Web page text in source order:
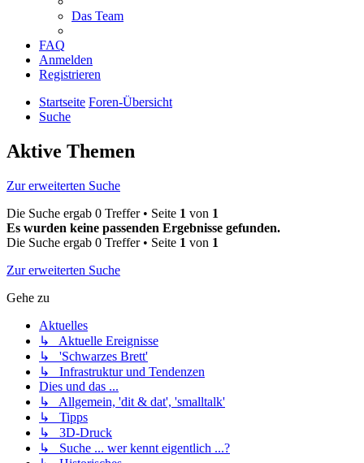
Das Team
FAQ
Anmelden
Registrieren
Startseite Foren-Übersicht
Suche
Aktive Themen
Zur erweiterten Suche
Die Suche ergab 0 Treffer • Seite 1 von 1
Es wurden keine passenden Ergebnisse gefunden.
Die Suche ergab 0 Treffer • Seite 1 von 1
Zur erweiterten Suche
Gehe zu
Aktuelles
↳ Aktuelle Ereignisse
↳ 'Schwarzes Brett'
↳ Infrastruktur und Tendenzen
Dies und das ...
↳ Allgemein, 'dit & dat', 'smalltalk'
↳ Tipps
↳ 3D-Druck
↳ Suche ... wer kennt eigentlich ...?